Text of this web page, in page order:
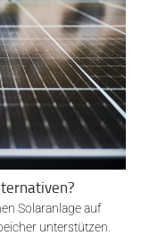
Solaranlage auf
unterstützen.